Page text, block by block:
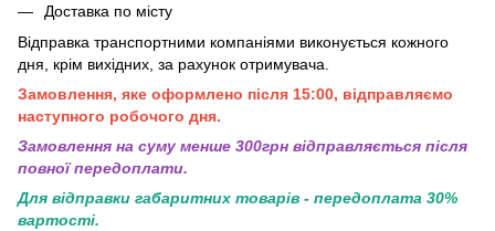
Доставка по місту
Відправка транспортними компаніями виконується кожного
дня, крім вихідних, за рахунок отримувача.
Замовлення, яке оформлено після 15:00, відправляємо
наступного робочого дня.
Замовлення на суму менше 300грн вiдправляється пiсля
повної передоплати.
Для відправки габаритних товарів - передоплата 30%
вартості.